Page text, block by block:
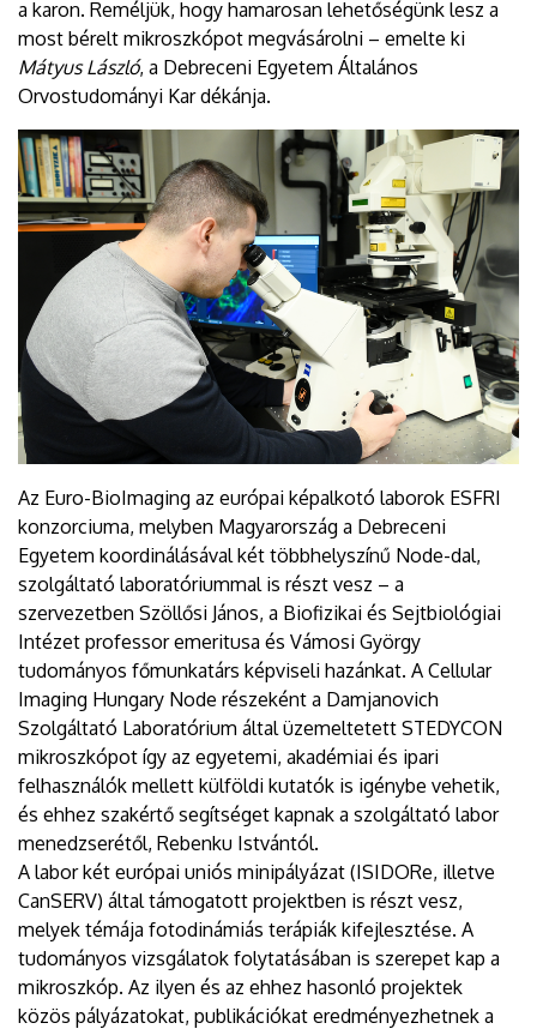
a karon. Reméljük, hogy hamarosan lehetőségünk lesz a
most bérelt mikroszkópot megvásárolni – emelte ki
Mátyus László, a Debreceni Egyetem Általános
Orvostudományi Kar dékánja.
Az Euro-BioImaging az európai képalkotó laborok ESFRI
konzorciuma, melyben Magyarország a Debreceni
Egyetem koordinálásával két többhelyszínű Node-dal,
szolgáltató laboratóriummal is részt vesz – a
szervezetben Szöllősi János, a Biofizikai és Sejtbiológiai
Intézet professor emeritusa és Vámosi György
tudományos főmunkatárs képviseli hazánkat. A Cellular
Imaging Hungary Node részeként a Damjanovich
Szolgáltató Laboratórium által üzemeltetett STEDYCON
mikroszkópot így az egyetemi, akadémiai és ipari
felhasználók mellett külföldi kutatók is igénybe vehetik,
és ehhez szakértő segítséget kapnak a szolgáltató labor
menedzserétől, Rebenku Istvántól.
A labor két európai uniós minipályázat (ISIDORe, illetve
CanSERV) által támogatott projektben is részt vesz,
melyek témája fotodinámiás terápiák kifejlesztése. A
tudományos vizsgálatok folytatásában is szerepet kap a
mikroszkóp. Az ilyen és az ehhez hasonló projektek
közös pályázatokat, publikációkat eredményezhetnek a